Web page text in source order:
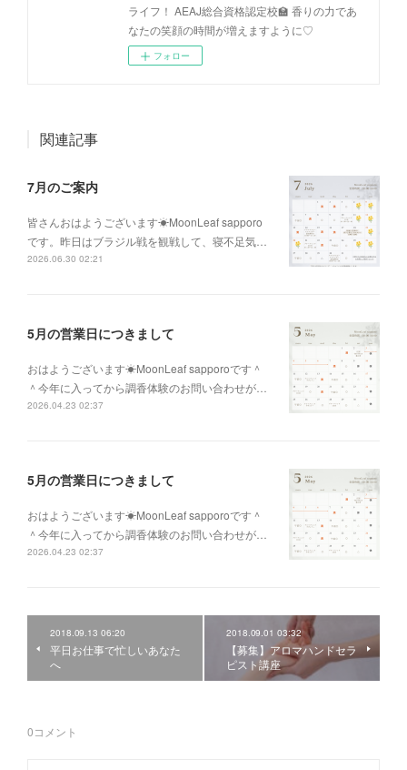
ライフ！ AEAJ総合資格認定校🏫 香りの力であ
なたの笑顔の時間が増えますように♡
フォロー
関連記事
7月のご案内
皆さんおはようございます☀MoonLeaf sapporo
です。昨日はブラジル戦を観戦して、寝不足気…
2026.06.30 02:21
5月の営業日につきまして
おはようございます☀MoonLeaf sapporoです＾
＾今年に入ってから調香体験のお問い合わせが…
2026.04.23 02:37
5月の営業日につきまして
おはようございます☀MoonLeaf sapporoです＾
＾今年に入ってから調香体験のお問い合わせが…
2026.04.23 02:37
2018.09.13 06:20
平日お仕事で忙しいあなた
へ
2018.09.01 03:32
【募集】アロマハンドセラ
ピスト講座
0コメント